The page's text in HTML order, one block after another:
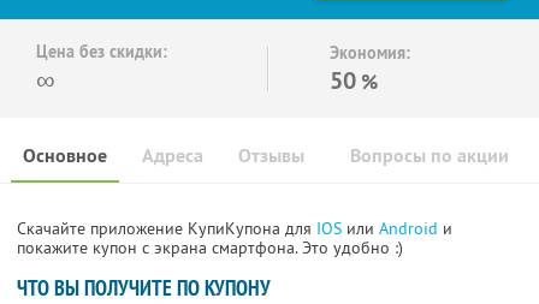
Цена без скидки:
∞
Экономия:
50 %
Основное Отзывы Вопросы по акции
Адреса
Скачайте приложение КупиКупона для IOS или Android и
покажите купон с экрана смартфона. Это удобно :)
ЧТО ВЫ ПОЛУЧИТЕ ПО КУПОНУ